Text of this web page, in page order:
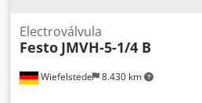
Wiefelstede 8.430 km
Electroválvula
Festo JMVH-5-1/4 B